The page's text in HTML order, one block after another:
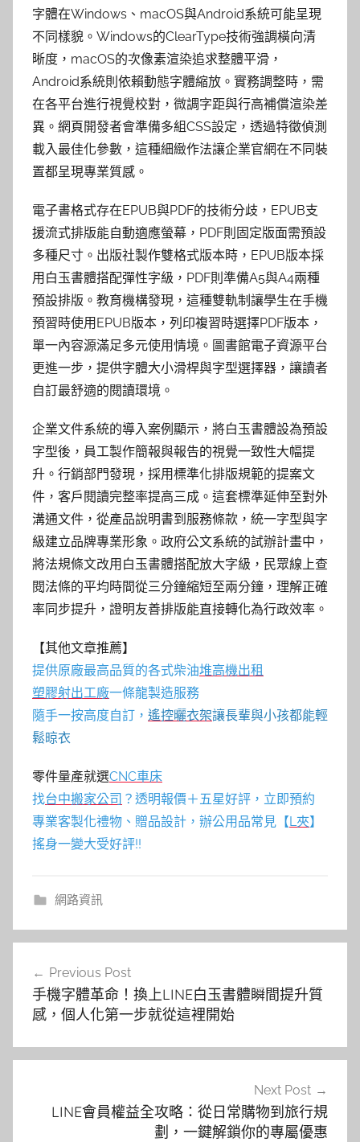
字體在Windows、macOS與Android系統可能呈現
不同樣貌。Windows的ClearType技術強調橫向清
晰度，macOS的次像素渲染追求整體平滑，
Android系統則依賴動態字體縮放。實務調整時，需
在各平台進行視覺校對，微調字距與行高補償渲染差
異。網頁開發者會準備多組CSS設定，透過特徵偵測
載入最佳化參數，這種細緻作法讓企業官網在不同裝
置都呈現專業質感。
電子書格式存在EPUB與PDF的技術分歧，EPUB支
援流式排版能自動適應螢幕，PDF則固定版面需預設
多種尺寸。出版社製作雙格式版本時，EPUB版本採
用白玉書體搭配彈性字級，PDF則準備A5與A4兩種
預設排版。教育機構發現，這種雙軌制讓學生在手機
預習時使用EPUB版本，列印複習時選擇PDF版本，
單一內容源滿足多元使用情境。圖書館電子資源平台
更進一步，提供字體大小滑桿與字型選擇器，讓讀者
自訂最舒適的閱讀環境。
企業文件系統的導入案例顯示，將白玉書體設為預設
字型後，員工製作簡報與報告的視覺一致性大幅提
升。行銷部門發現，採用標準化排版規範的提案文
件，客戶閱讀完整率提高三成。這套標準延伸至對外
溝通文件，從產品說明書到服務條款，統一字型與字
級建立品牌專業形象。政府公文系統的試辦計畫中，
將法規條文改用白玉書體搭配放大字級，民眾線上查
閱法條的平均時間從三分鐘縮短至兩分鐘，理解正確
率同步提升，證明友善排版能直接轉化為行政效率。
【其他文章推薦】
提供原廠最高品質的各式柴油堆高機出租
塑膠射出工廠一條龍製造服務
隨手一按高度自訂， 遙控曬衣架讓長輩與小孩都能輕
鬆晾衣
零件量產就選CNC車床
找台中搬家公司 ？透明報價＋五星好評，立即預約
專業客製化禮物、贈品設計，辦公用品常見【L夾】
搖身一變大受好評!!
網路資訊
導
覽
Previous Post
手機字體革命！換上LINE白玉書體瞬間提升質
感，個人化第一步就從這裡開始
Next Post
LINE會員權益全攻略：從日常購物到旅行規
劃，一鍵解鎖你的專屬優惠